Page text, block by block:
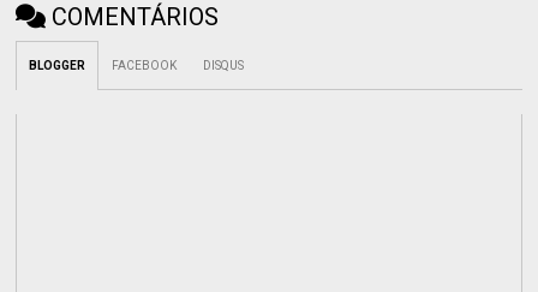
COMENTÁRIOS
BLOGGER FACEBOOK DISQUS